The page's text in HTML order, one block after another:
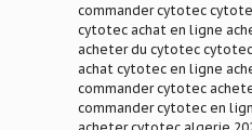
commander cytotec
cytotec achat en ligne
acheter du cytotec
achat cytotec en ligne
commander cytotec
commander cytotec en